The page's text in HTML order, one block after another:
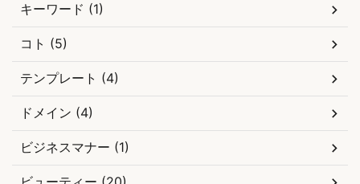
キーワード (1)
コト (5)
テンプレート (4)
ドメイン (4)
ビジネスマナー (1)